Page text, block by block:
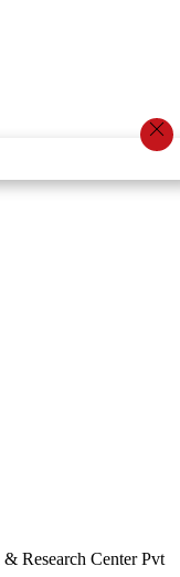
Research Center Pvt